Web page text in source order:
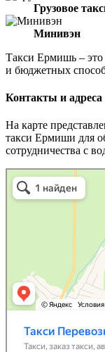
Грузовое
Минивэн
Такси Ермишь –
и бюджетных
Контакты и адреса
На карте
такси Ермиши для
сотрудничества с